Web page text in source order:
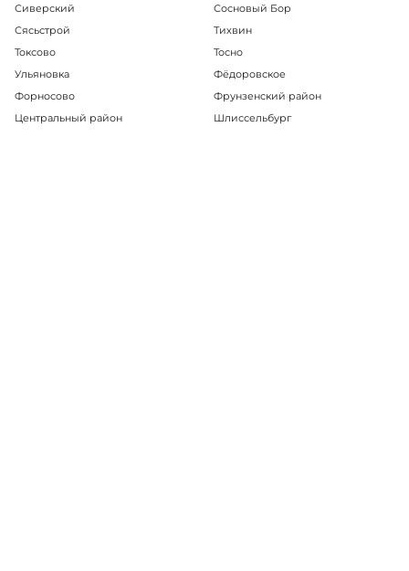
Сиверский
Сосновый Бор
Сясьстрой
Тихвин
Токсово
Тосно
Ульяновка
Фёдоровское
Форносово
Фрунзенский район
Центральный район
Шлиссельбург